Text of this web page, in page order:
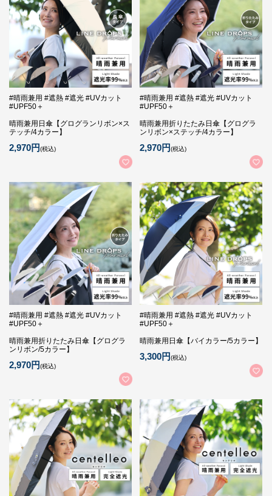
#晴雨兼用 #遮熱 #遮光 #UVカット
#UPF50＋
晴雨兼用日傘【グログランリボン×ス
テッチ/4カラー】
2,970円(税込)
#晴雨兼用 #遮熱 #遮光 #UVカット
#UPF50＋
晴雨兼用折りたたみ日傘【グログラ
ンリボン×ステッチ/4カラー】
2,970円(税込)
#晴雨兼用 #遮熱 #遮光 #UVカット
#UPF50＋
晴雨兼用折りたたみ日傘【グログラ
ンリボン/5カラー】
2,970円(税込)
#晴雨兼用 #遮熱 #遮光 #UVカット
#UPF50＋
晴雨兼用日傘【バイカラー/5カラー】
3,300円(税込)